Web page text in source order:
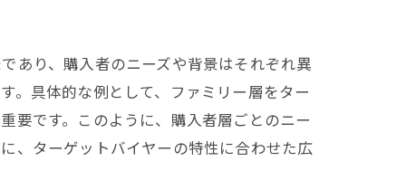
あり、購入者のニーズや背景はそれぞれ異
。具体的な例として、ファミリー層をター
要です。このように、購入者層ごとのニー
、ターゲットバイヤーの特性に合わせた広